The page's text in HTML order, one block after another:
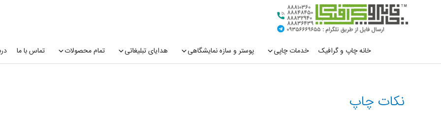
خانه چاپ و گرافیک
خدمات چاپی پوستر و سازه نمایشگاهی هدایای تبلیغاتی تمام محصولات تماس با ما
نکات چاپ